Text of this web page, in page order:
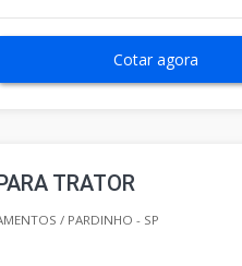
Cotar agora
TRATOR
/ PARDINHO - SP